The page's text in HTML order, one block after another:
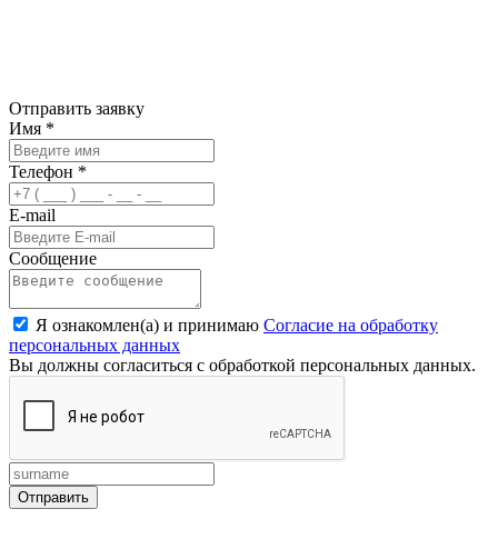
Отправить заявку
Имя *
Телефон *
E-mail
Сообщение
Я ознакомлен(а) и принимаю Согласие на обработку
персональных данных
Вы должны согласиться с обработкой персональных данных.